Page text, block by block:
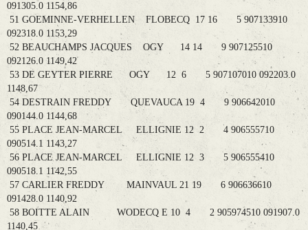
091305.0 1154,86
51 GOEMINNE-VERHELLEN FLOBECQ 17 16 5 907133910
092318.0 1153,29
52 BEAUCHAMPS JACQUES OGY 14 14 9 907125510
092126.0 1149,42
53 DE GEYTER PIERRE OGY 12 6 5 907107010 092203.0
1148,67
54 DESTRAIN FREDDY QUEVAUCA 19 4 9 906642010
090144.0 1144,68
55 PLACE JEAN-MARCEL ELLIGNIE 12 2 4 906555710
090514.1 1143,27
56 PLACE JEAN-MARCEL ELLIGNIE 12 3 5 906555410
090518.1 1142,55
57 CARLIER FREDDY MAINVAUL 21 19 6 906636610
091428.0 1140,92
58 BOITTE ALAIN WODECQ E 10 4 2 905974510 091907.0
1140,45